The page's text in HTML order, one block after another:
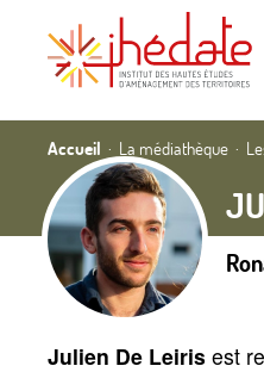
Accueil La médiathèque
Julien De Leiris est